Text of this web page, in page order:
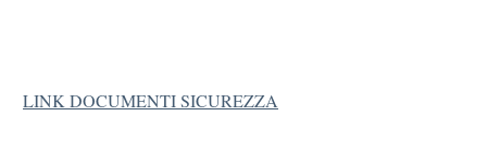
LINK DOCUMENTI SICUREZZA